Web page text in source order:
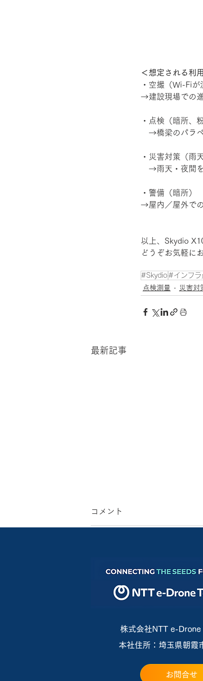
＜想定される利
・空撮（Wi-Fiが
→建設現場での
・点検（暗所、
→橋梁のパラペ
・災害対策（雨
→雨天・夜間を
・警備（暗所）
→屋内／屋外で
以上、Skydio
どうぞお気軽に
#Skydio #インフラ
点検測量
災害対
最新記事
埼玉県下水道管路マネ
「工程一体化DXモデル
証を本格化
コメント
株式会社NTT e-
本社住所：埼玉県朝霞
お問合せ